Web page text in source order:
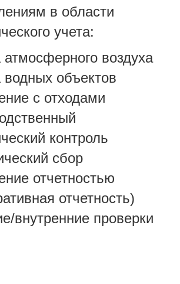
в области
учета:
воздуха
объектов
с отходами
контроль
сбор
отчетностью
отчетность)
внутренние проверки